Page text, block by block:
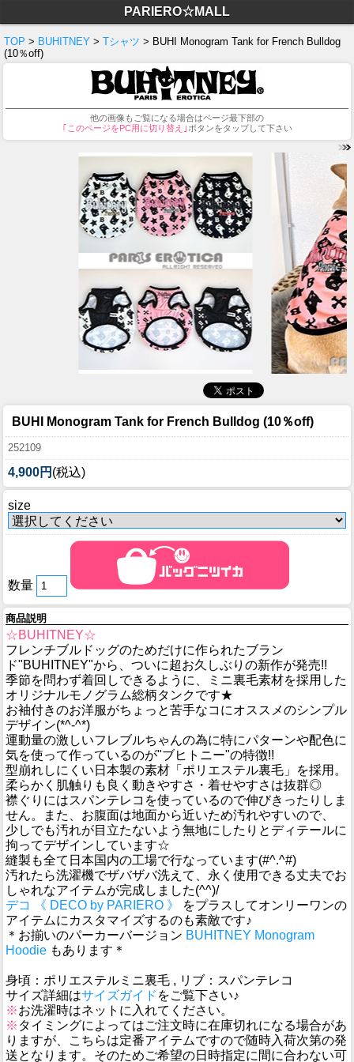
PARIERO☆MALL
TOP > BUHITNEY > Tシャツ > BUHI Monogram Tank for French Bulldog
(10％off)
他の画像もご覧になる場合はページ最下部の
｢このページをPC用に切り替え｣ ボタンをタップして下さい
BUHI Monogram Tank for French Bulldog (10％off)
252109
4,900円 (税込)
size
数量
商品説明
☆BUHITNEY☆
フレンチブルドッグのためだけに作られたブラン
ド"BUHITNEY"から、ついに超お久しぶりの新作が発売!!
季節を問わず着回しできるように、ミニ裏毛素材を採用した
オリジナルモノグラム総柄タンクです★
お袖付きのお洋服がちょっと苦手なコにオススメのシンプル
デザイン(*^-^*)
運動量の激しいフレブルちゃんの為に特にパターンや配色に
気を使って作っているのが"ブヒトニー"の特徴!!
型崩れしにくい日本製の素材「ポリエステル裏毛」を採用。
柔らかく肌触りも良く動きやすさ・着せやすさは抜群◎
襟ぐりにはスパンテレコを使っているので伸びきったりしま
せん。また、お腹面は地面から近いため汚れやすいので、
少しでも汚れが目立たないよう無地にしたりとディテールに
拘ってデザインしています☆
縫製も全て日本国内の工場で行なっています(#^.^#)
汚れたら洗濯機でザバザバ洗えて、永く使用できる丈夫でお
しゃれなアイテムが完成しました(^^)/
デコ 《 DECO by PARIERO 》
をプラスしてオンリーワンの
アイテムにカスタマイズするのも素敵です♪
＊お揃いのパーカーバージョン BUHITNEY Monogram
Hoodie もあります＊
身頃：ポリエステルミニ裏毛 , リブ：スパンテレコ
サイズ詳細はサイズガイド をご覧下さい♪
※お洗濯時はネットに入れてください。
※ タイミングによってはご注文時に在庫切れになる場合があ
りますが、こちらは定番アイテムですので随時入荷次第の発
送となります。そのためご希望の日時指定に間に合わない可